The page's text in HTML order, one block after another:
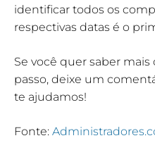
identificar todos os
respectivas datas é o
Se você quer saber
passo, deixe um
te ajudamos!
Fonte: